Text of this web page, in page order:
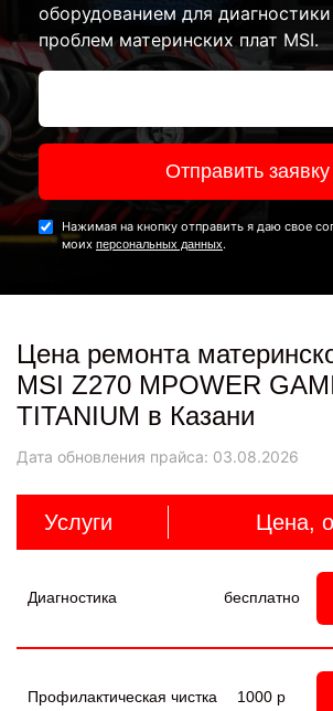
оборудованием для
проблем материнских плат MSI.
Отправить заявку
Нажимая на кнопку отправить я даю свое
моих персональных данных.
Цена ремонта
MSI Z270 MPOWER
TITANIUM в Казани
Дата обновления прайса: 03.08.2026
Услуги Цена,
Диагностика бесплатно
Профилактическая чистка 1000 р